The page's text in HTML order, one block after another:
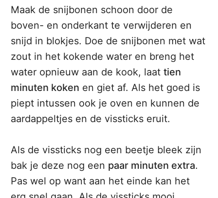
Maak de snijbonen schoon door de
boven- en onderkant te verwijderen en
snijd in blokjes. Doe de snijbonen met wat
zout in het kokende water en breng het
water opnieuw aan de kook, laattien
minuten koken en giet af. Als het goed is
piept intussen ook je oven en kunnen de
aardappeltjes en de vissticks eruit.
Als de vissticks nog een beetje bleek zijn
bak je deze nog een paar minuten extra.
Pas wel op want aan het einde kan het